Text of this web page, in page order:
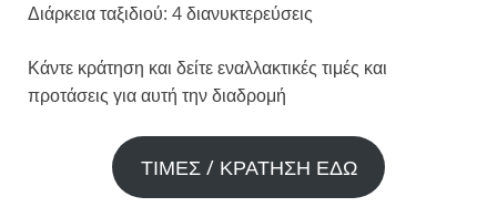
Διάρκεια ταξιδιού: 4 διανυκτερεύσεις
Κάντε κράτηση και δείτε εναλλακτικές τιμές και
προτάσεις για αυτή την διαδρομή
ΤΙΜΕΣ / ΚΡΑΤΗΣΗ ΕΔΩ